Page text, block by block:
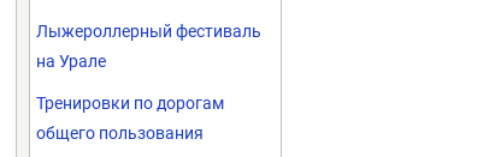
Лыжероллерный фестиваль
на Урале
Тренировки по дорогам
общего пользования